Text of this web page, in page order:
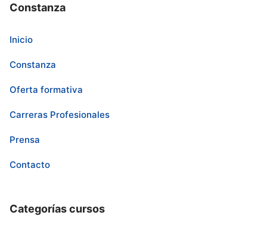
Constanza
Inicio
Constanza
Oferta formativa
Carreras Profesionales
Prensa
Contacto
Categorías cursos